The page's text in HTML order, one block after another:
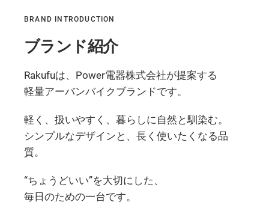
BRAND INTRODUCTION
ブランド紹介
Rakufuは、Power電器株式会社が提案する
軽量アーバンバイクブランドです。
軽く、扱いやすく、暮らしに自然と馴染む。
シンプルなデザインと、長く使いたくなる品
質。
“ちょうどいい”を大切にした、
毎日のための一台です。